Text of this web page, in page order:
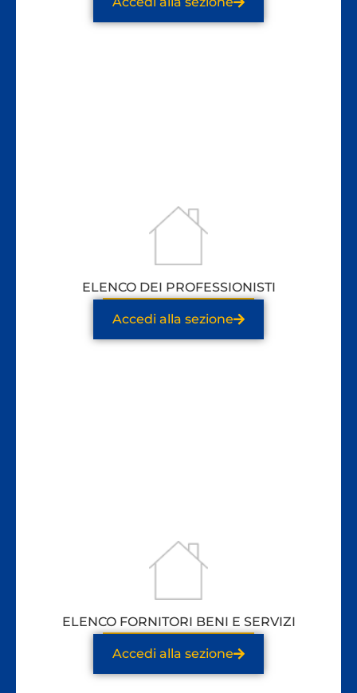
ELENCO DEI PROFESSIONISTI
Accedi alla sezione
ELENCO FORNITORI BENI E SERVIZI
Accedi alla sezione